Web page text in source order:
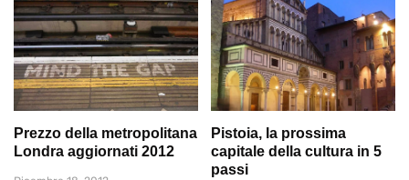
Prezzo della metropolitana
Londra aggiornati 2012
Pistoia, la prossima
capitale della cultura in 5
passi